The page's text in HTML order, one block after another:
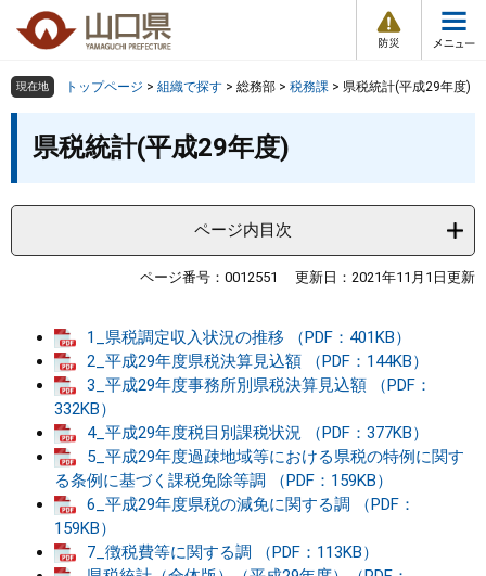
の
す
。
ー
し
て
文
情
報
メ
ュ
組織で探す
Other Languages お気に入り
健康・福祉
教育・文化・スポーツ
しごと・産業・観光
まちづくり
現在地 トップページ > 組織で探す > 総務部 > 税務課 > 県税統計(平成29年度)
県税統計(平成29年度)
ページ内目次
ページ番号：0012551 更新日：2021年11月1日更新
1_県税調定収入状況の推移 （PDF：401KB）
2_平成29年度県税決算見込額 （PDF：144KB）
3_平成29年度事務所別県税決算見込額 （PDF：
332KB）
4_平成29年度税目別課税状況 （PDF：377KB）
5_平成29年度過疎地域等における県税の特例に関す
る条例に基づく課税免除等調 （PDF：159KB）
6_平成29年度県税の減免に関する調 （PDF：
159KB）
7_徴税費等に関する調 （PDF：113KB）